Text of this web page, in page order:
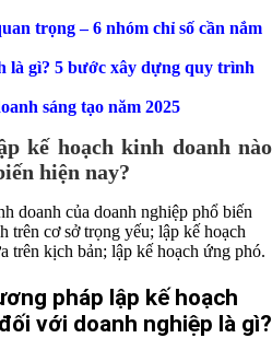
trọng – 6 nhóm chỉ số cần nắm
là gì? 5 bước xây dựng quy trình
sáng tạo năm 2025
kế hoạch kinh doanh nào
hiện nay?
doanh của doanh nghiệp phổ biến
trên cơ sở trọng yếu; lập kế hoạch
trên kịch bản; lập kế hoạch ứng phó.
pháp lập kế hoạch
với doanh nghiệp là gì?